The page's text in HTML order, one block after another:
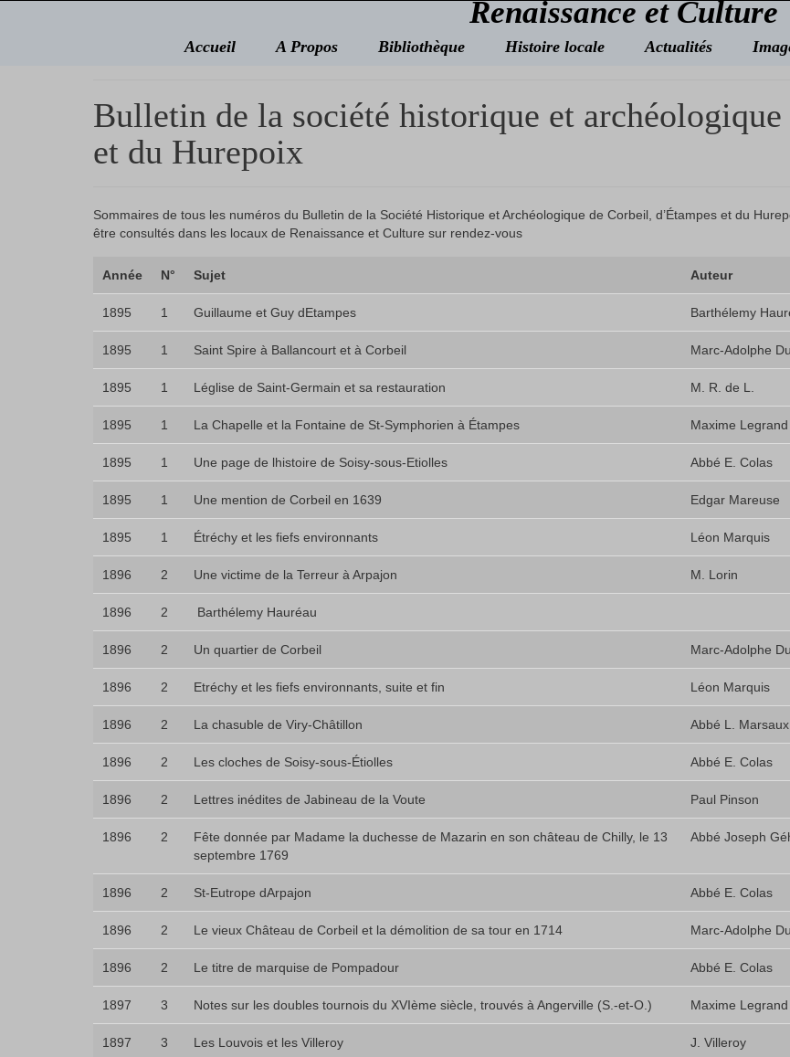
Renaissance et Culture
Accueil A Propos Bibliothèque Histoire locale Actualités
Bulletin de la société historique et archéologique
et du Hurepoix
Sommaires de tous les numéros du Bulletin de la Société Historique et Archéologique de Corbeil, d’Étampes et du
être consultés dans les locaux de Renaissance et Culture sur rendez-vous
Année N° Sujet Auteur
1895 1 Guillaume et Guy dEtampes Barthélemy
1895 1 Saint Spire à Ballancourt et à Corbeil Marc-Adolphe
1895 1 Léglise de Saint-Germain et sa restauration M. R. de L.
1895 1 La Chapelle et la Fontaine de St-Symphorien à Étampes Maxime Legrand
1895 1 Une page de lhistoire de Soisy-sous-Etiolles Abbé E. Colas
1895 1 Une mention de Corbeil en 1639 Edgar Mareuse
1895 1 Étréchy et les fiefs environnants Léon Marquis
1896 2 Une victime de la Terreur à Arpajon M. Lorin
1896 2  Barthélemy Hauréau
1896 2 Un quartier de Corbeil Marc-Adolphe
1896 2 Etréchy et les fiefs environnants, suite et fin Léon Marquis
1896 2 La chasuble de Viry-Châtillon Abbé L. Marsaux
1896 2 Les cloches de Soisy-sous-Étiolles Abbé E. Colas
1896 2 Lettres inédites de Jabineau de la Voute Paul Pinson
1896 2
Fête donnée par Madame la duchesse de Mazarin en son château de Chilly, le 13
septembre 1769
Abbé Joseph
1896 2 St-Eutrope dArpajon Abbé E. Colas
1896 2 Le vieux Château de Corbeil et la démolition de sa tour en 1714 Marc-Adolphe
1896 2 Le titre de marquise de Pompadour Abbé E. Colas
1897 3 Notes sur les doubles tournois du XVIème siècle, trouvés à Angerville (S.-et-O.) Maxime Legrand
1897 3 Les Louvois et les Villeroy J. Villeroy